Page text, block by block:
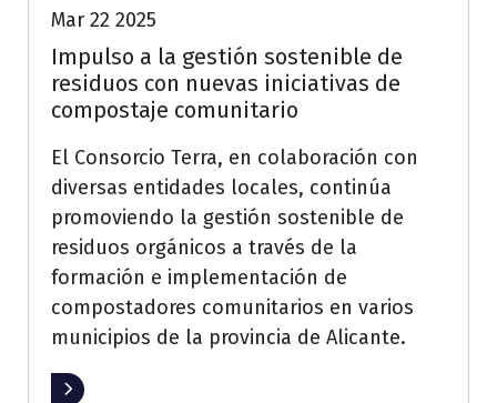
Mar 22 2025
Impulso a la gestión sostenible de
residuos con nuevas iniciativas de
compostaje comunitario
El Consorcio Terra, en colaboración con
diversas entidades locales, continúa
promoviendo la gestión sostenible de
residuos orgánicos a través de la
formación e implementación de
compostadores comunitarios en varios
municipios de la provincia de Alicante.
Leer más